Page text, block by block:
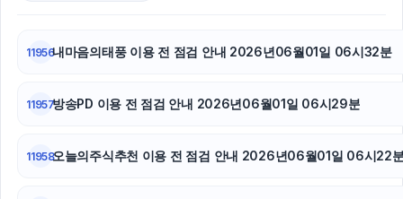
11956내마음의태풍 이용 전 점검 안내 2026년06월01일 06시32분
11957방송PD 이용 전 점검 안내 2026년06월01일 06시29분
11958오늘의주식추천 이용 전 점검 안내 2026년06월01일 06시22